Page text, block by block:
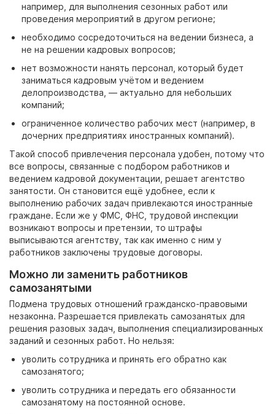
например, для выполнения сезонных работ или
проведения мероприятий в другом регионе;
необходимо сосредоточиться на ведении бизнеса, а
не на решении кадровых вопросов;
нет возможности нанять персонал, который будет
заниматься кадровым учётом и ведением
делопроизводства, — актуально для небольших
компаний;
ограниченное количество рабочих мест (например, в
дочерних предприятиях иностранных компаний).
Такой способ привлечения персонала удобен, потому что
все вопросы, связанные с подбором работников и
ведением кадровой документации, решает агентство
занятости. Он становится ещё удобнее, если к
выполнению рабочих задач привлекаются иностранные
граждане. Если же у ФМС, ФНС, трудовой инспекции
возникают вопросы и претензии, то штрафы
выписываются агентству, так как именно с ним у
работников заключены трудовые договоры.
Можно ли заменить работников
самозанятыми
Подмена трудовых отношений гражданско-правовыми
незаконна. Разрешается привлекать самозанятых для
решения разовых задач, выполнения специализированных
заданий и сезонных работ. Но нельзя:
уволить сотрудника и принять его обратно как
самозанятого;
уволить сотрудника и передать его обязанности
самозанятому на постоянной основе.